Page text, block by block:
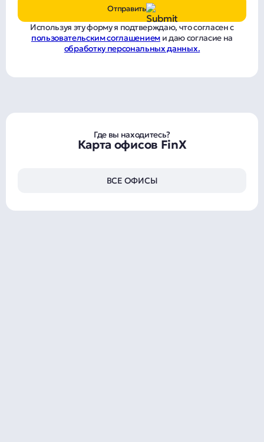
Отправить
Используя эту форму я подтверждаю, что согласен с
пользовательским соглашениеми даю согласие на
обработку персональных данных.
Где вы находитесь?
Карта офисов FinX
ВСЕ ОФИСЫ